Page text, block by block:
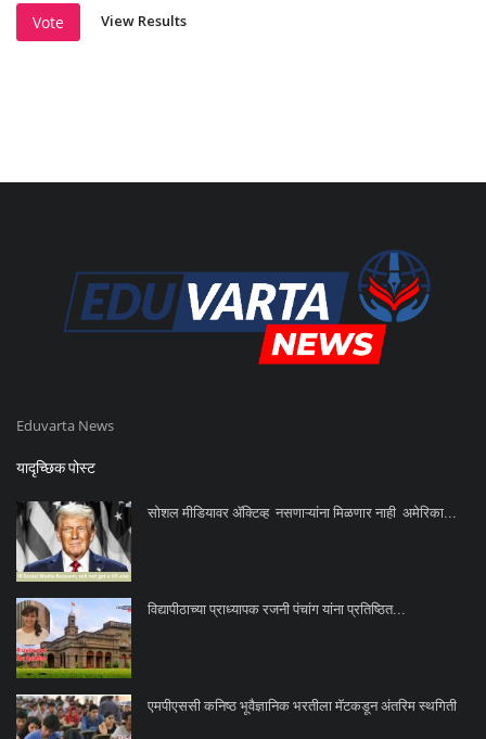
Vote View Results
Eduvarta News
यादृच्छिक पोस्ट
सोशल मीडियावर ॲक्टिव्ह नसणाऱ्यांना मिळणार नाही अमेरिका...
विद्यापीठाच्या प्राध्यापक रजनी पंचांग यांना प्रतिष्ठित...
एमपीएससी कनिष्ठ भूवैज्ञानिक भरतीला मॅटकडून अंतरिम स्थगिती